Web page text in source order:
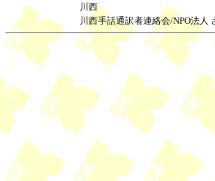
川西
川西手話通訳者連絡会/NPO法人